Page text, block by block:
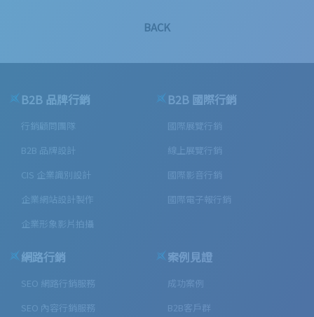
BACK
B2B 品牌行銷
行銷顧問團隊
B2B 品牌設計
CIS 企業識別設計
企業網站設計製作
企業形象影片拍攝
B2B 國際行銷
國際展覽行銷
線上展覽行銷
國際影音行銷
國際電子報行銷
網路行銷
SEO 網路行銷服務
SEO 內容行銷服務
案例見證
成功案例
B2B客戶群